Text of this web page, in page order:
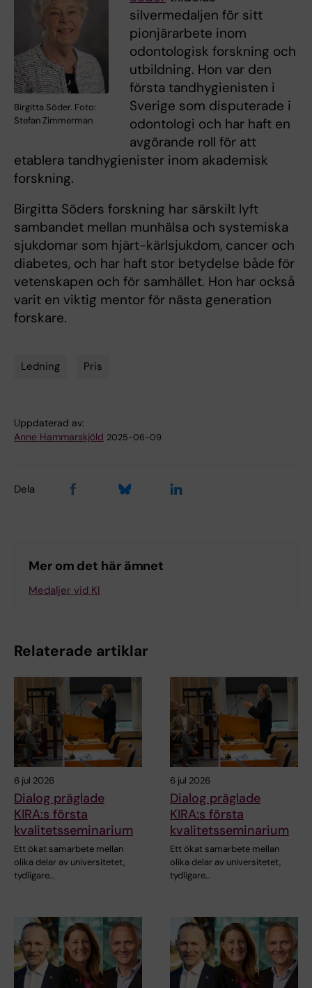
Birgitta Söder. Foto:
Stefan Zimmerman
silvermedaljen för sitt
pionjärarbete inom
odontologisk forskning och
utbildning. Hon var den
första tandhygienisten i
Sverige som disputerade i
odontologi och har haft en
avgörande roll för att
etablera tandhygienister inom akademisk
forskning.
Birgitta Söders forskning har särskilt lyft
sambandet mellan munhälsa och systemiska
sjukdomar som hjärt-kärlsjukdom, cancer och
diabetes, och har haft stor betydelse både för
vetenskapen och för samhället. Hon har också
varit en viktig mentor för nästa generation
forskare.
Ledning Pris
Uppdaterad av:
Anne Hammarskjöld 2025-06-09
Dela
Mer om det här ämnet
Medaljer vid KI
Relaterade artiklar
6 jul 2026
Dialog präglade
KIRA:s första
kvalitetsseminarium
Ett ökat samarbete mellan
olika delar av universitetet,
tydligare…
6 jul 2026
Dialog präglade
KIRA:s första
kvalitetsseminarium
Ett ökat samarbete mellan
olika delar av universitetet,
tydligare…